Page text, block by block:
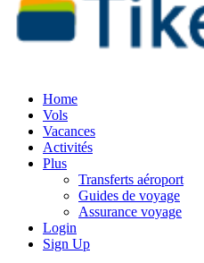
Home
Vols
Vacances
Activités
Plus
Transferts aéroport
Guides de voyage
Assurance voyage
Login
Sign Up